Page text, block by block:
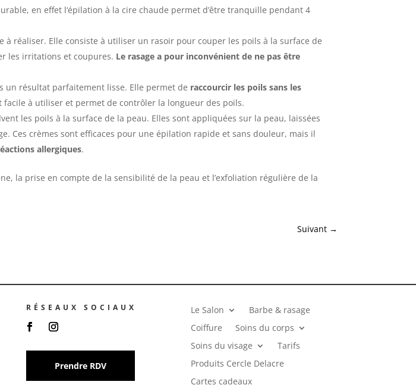
en effet l‘épilation à la cire chaude permet d’être tranquille pendant 4
à réaliser. Elle consiste à utiliser un rasoir pour couper les poils à la surface de
les irritations et coupures. Le rasage a pour inconvénient de ne pas être
un résultat parfaitement lisse. Elle permet de raccourcir les poils sans les
à utiliser et permet de contrôler la longueur des poils.
les poils à la surface de la peau. Elles sont appliquées sur la peau, laissées
Ces crèmes sont efficaces pour une épilation rapide et sans douleur, mais il
allergiques.
la prise en compte de la sensibilité de la peau et l’exfoliation régulière de la
Suivant →
RÉSEAUX SOCIAUX
Prendre RDV
Le Salon
Barbe & rasage
Coiffure
Soins du corps
Soins du visage
Tarifs
Produits Cercle Delacre
Cartes cadeaux